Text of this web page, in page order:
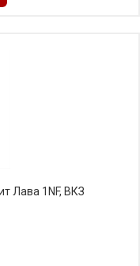
Лава 1NF, ВКЗ